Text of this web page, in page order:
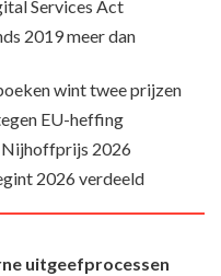
Services Act
2019 meer dan
wint twee prijzen
EU-heffing
2026
2026 verdeeld
uitgeefprocessen